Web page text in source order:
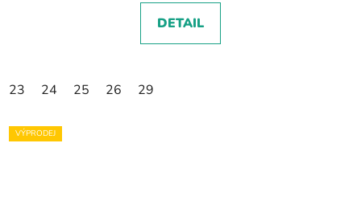
DETAIL
23 24 25 26 29
VÝPRODEJ